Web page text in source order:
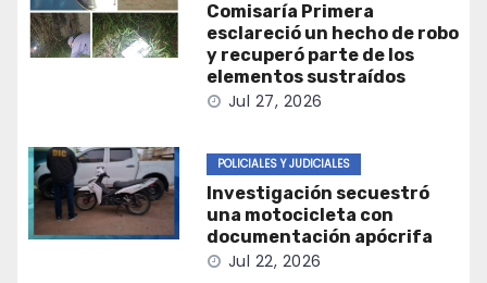
Comisaría Primera
esclareció un hecho de robo
y recuperó parte de los
elementos sustraídos
Jul 27, 2026
POLICIALES Y JUDICIALES
Investigación secuestró
una motocicleta con
documentación apócrifa
Jul 22, 2026